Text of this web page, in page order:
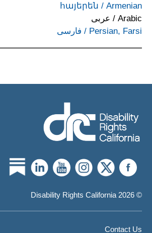
Armenian
/
հայերեն
Arabic
/ عربى
Persian, Farsi
/ فارسی
© 2026 Disability Rights California
Contact Us